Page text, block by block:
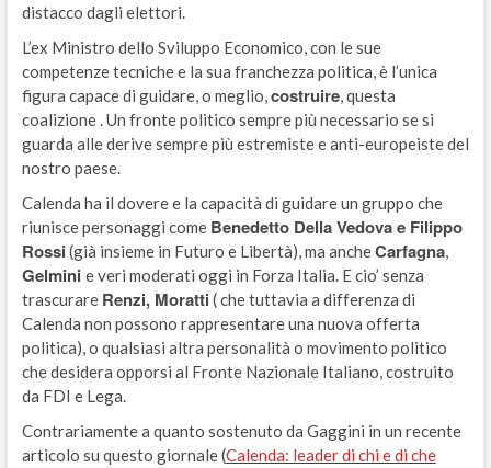
distacco dagli elettori.
L’ex Ministro dello Sviluppo Economico, con le sue
competenze tecniche e la sua franchezza politica, è l’unica
figura capace di guidare, o meglio,costruire, questa
coalizione . Un fronte politico sempre più necessario se si
guarda alle derive sempre più estremiste e anti-europeiste del
nostro paese.
Calenda ha il dovere e la capacità di guidare un gruppo che
riunisce personaggi come Benedetto Della Vedova e Filippo
Rossi (già insieme in Futuro e Libertà), ma ancheCarfagna,
Gelmini e veri moderati oggi in Forza Italia. E cio’ senza
trascurare Renzi, Moratti ( che tuttavia a differenza di
Calenda non possono rappresentare una nuova offerta
politica), o qualsiasi altra personalità o movimento politico
che desidera opporsi al Fronte Nazionale Italiano, costruito
da FDI e Lega.
Contrariamente a quanto sostenuto da Gaggini in un recente
articolo su questo giornale (Calenda: leader di chi e di che